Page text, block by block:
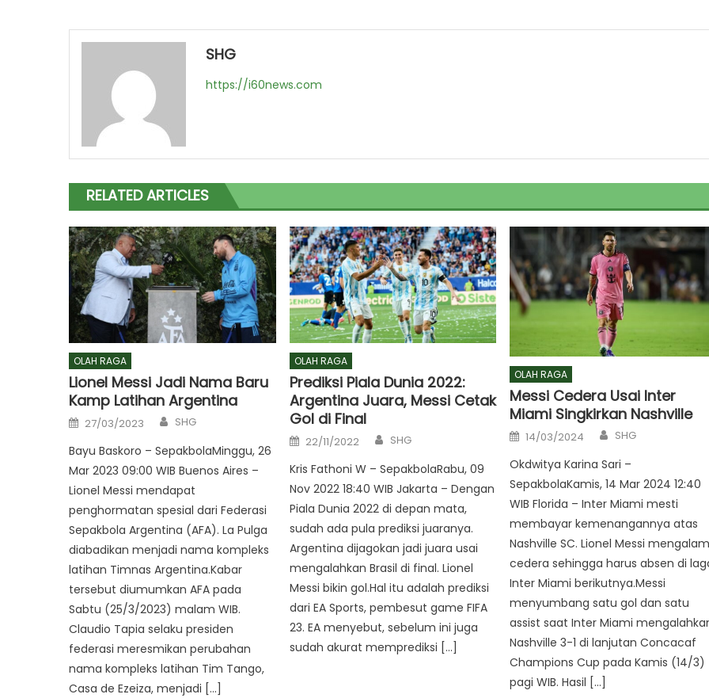
SHG
https://i60news.com
RELATED ARTICLES
OLAH RAGA
Lionel Messi Jadi Nama Baru
Kamp Latihan Argentina
Posted
on
27/03/2023 Author
SHG
Bayu Baskoro – SepakbolaMinggu, 26
Mar 2023 09:00 WIB Buenos Aires –
Lionel Messi mendapat
penghormatan spesial dari Federasi
Sepakbola Argentina (AFA). La Pulga
diabadikan menjadi nama kompleks
latihan Timnas Argentina.Kabar
tersebut diumumkan AFA pada
Sabtu (25/3/2023) malam WIB.
Claudio Tapia selaku presiden
federasi meresmikan perubahan
nama kompleks latihan Tim Tango,
Casa de Ezeiza, menjadi […]
OLAH RAGA
Prediksi Piala Dunia 2022:
Argentina Juara, Messi Cetak
Gol di Final
Posted
on
22/11/2022 Author
SHG
Kris Fathoni W – SepakbolaRabu, 09
Nov 2022 18:40 WIB Jakarta – Dengan
Piala Dunia 2022 di depan mata,
sudah ada pula prediksi juaranya.
Argentina dijagokan jadi juara usai
mengalahkan Brasil di final. Lionel
Messi bikin gol.Hal itu adalah prediksi
dari EA Sports, pembesut game FIFA
23. EA menyebut, sebelum ini juga
sudah akurat memprediksi […]
OLAH RAGA
Messi Cedera Usai Inter
Miami Singkirkan Nashville
Posted
on
14/03/2024 Author
SHG
Okdwitya Karina Sari –
SepakbolaKamis, 14 Mar 2024 12:40
WIB Florida – Inter Miami mesti
membayar kemenangannya atas
Nashville SC. Lionel Messi
cedera sehingga harus absen di
Inter Miami berikutnya.Messi
menyumbang satu gol dan satu
assist saat Inter Miami
Nashville 3-1 di lanjutan Concacaf
Champions Cup pada Kamis (14/3)
pagi WIB. Hasil […]